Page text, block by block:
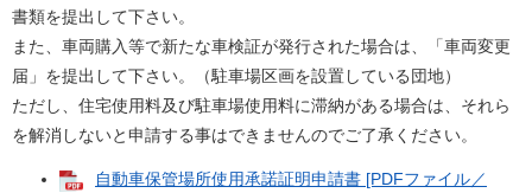
書類を提出して下さい。
また、車両購入等で新たな車検証が発行された場合は、「車両変更
届」を提出して下さい。（駐車場区画を設置している団地）
ただし、住宅使用料及び駐車場使用料に滞納がある場合は、それら
を解消しないと申請する事はできませんのでご了承ください。
自動車保管場所使用承諾証明申請書 [PDFファイル／